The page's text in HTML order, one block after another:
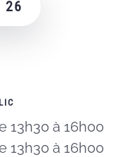
26
13h30 à 16h00
13h30 à 16h00